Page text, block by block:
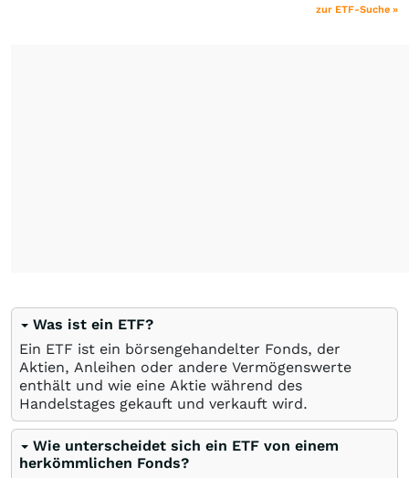
zur ETF-Suche »
Was ist ein ETF?
Ein ETF ist ein börsengehandelter Fonds, der
Aktien, Anleihen oder andere Vermögenswerte
enthält und wie eine Aktie während des
Handelstages gekauft und verkauft wird.
Wie unterscheidet sich ein ETF von einem
herkömmlichen Fonds?